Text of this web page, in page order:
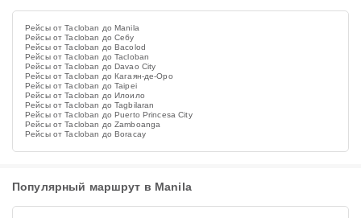
Рейсы от Tacloban до Manila
Рейсы от Tacloban до Себу
Рейсы от Tacloban до Bacolod
Рейсы от Tacloban до Tacloban
Рейсы от Tacloban до Davao City
Рейсы от Tacloban до Кагаян-де-Оро
Рейсы от Tacloban до Taipei
Рейсы от Tacloban до Илоило
Рейсы от Tacloban до Tagbilaran
Рейсы от Tacloban до Puerto Princesa City
Рейсы от Tacloban до Zamboanga
Рейсы от Tacloban до Boracay
Популярный маршрут в Manila